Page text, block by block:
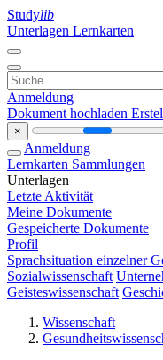
Studylib
Unterlagen Lernkarten
Anmeldung
Dokument hochladen
×
Anmeldung
Lernkarten Sammlungen
Unterlagen
Letzte Aktivität
Meine Dokumente
Gespeicherte Dokumente
Profil
Sprachsituation einzelner
Sozialwissenschaft
Geisteswissenschaft
Wissenschaft